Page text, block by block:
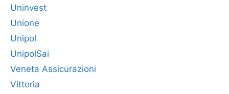
Uninvest
Unione
Unipol
UnipolSai
Veneta Assicurazioni
Vittoria